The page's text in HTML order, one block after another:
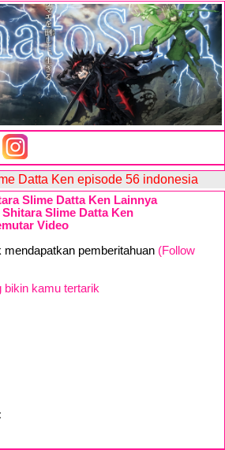
Datta Ken episode 56 indonesia
Slime Datta Ken Lainnya
Slime Datta Ken
Video
mendapatkan pemberitahuan (Follow
bikin kamu tertarik